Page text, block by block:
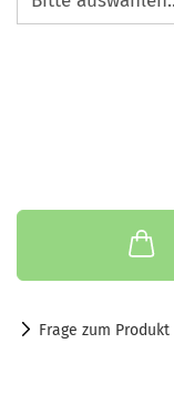
Frage zum Produkt